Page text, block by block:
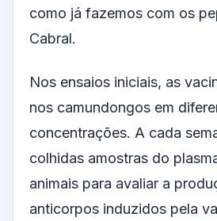
como já fazemos com os
Cabral.
Nos ensaios iniciais, as
nos camundongos em
concentrações. A cada
colhidas amostras do
animais para avaliar a
anticorpos induzidos pela